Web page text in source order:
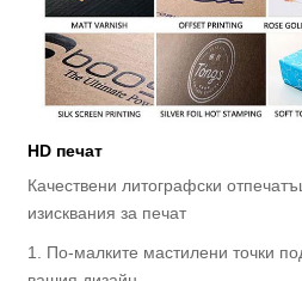
HD печат
Качествени литографски
изисквания за печат
1. По-малките мастилени точки